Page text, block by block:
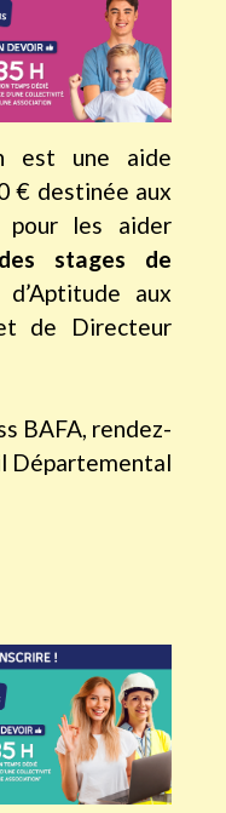
est une aide
€ destinée aux
pour les aider
stages de
aux
de Directeur
BAFA, rendez-
Départemental